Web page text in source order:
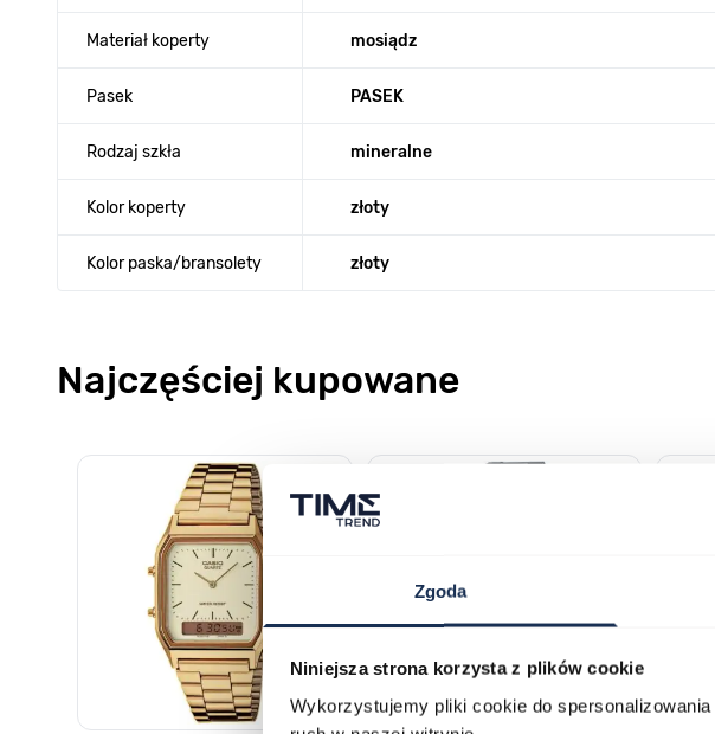
Zgoda
Niniejsza strona korzysta z plików cookie
Wykorzystujemy pliki cookie do
Materiał koperty mosiądz
Pasek PASEK
Rodzaj szkła mineralne
Kolor koperty złoty
Kolor paska/bransolety złoty
Najczęściej kupowane
Poruszanie się po elementach karuzeli jest możliwe za pomocą klawisza tabulacji.
Naciśnij, aby pominąć karuzelę
Naciśnij, aby przejść do nawigacji karuzeli